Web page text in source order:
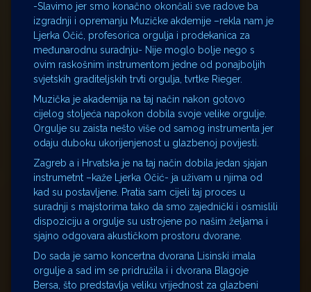
-Slavimo jer smo konačno okončali sve radove ba
izgradnji i opremanju Muzičke akdemije –rekla nam je
Ljerka Očić, profesorica orgulja i prodekanica za
međunarodnu suradnju- Nije moglo bolje nego s
ovim raskošnim instrumentom jedne od ponajboljih
svjetskih graditeljskih trvti orgulja, tvrtke Rieger.
Muzička je akademija na taj način nakon gotovo
cijelog stoljeća napokon dobila svoje velike orgulje.
Orgulje su zaista nešto više od samog instrumenta jer
odaju duboku ukorijenjenost u glazbenoj povijesti.
Zagreb a i Hrvatska je na taj način dobila jedan sjajan
instrumetnt –kaže Ljerka Očić- ja uživam u njima od
kad su postavljene. Pratia sam cijeli taj proces u
suradnji s majstorima tako da smo zajednički i osmislili
dispoziciju a orgulje su ustrojene po našim željama i
sjajno odgovara akustičkom prostoru dvorane.
Do sada je samo koncertna dvorana Lisinski imala
orgulje a sad im se pridružila i i dvorana Blagoje
Bersa, što predstavlja veliku vrijednost za glazbeni